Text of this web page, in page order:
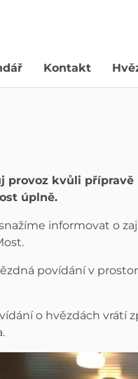
Kontakt
provoz kvůli
úplně.
informovat o
povídání v
o hvězdách